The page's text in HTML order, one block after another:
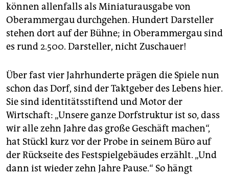
können allenfalls als Miniaturausgabe von
Oberammergau durchgehen. Hundert Darsteller
stehen dort auf der Bühne; in Oberammergau sind
es rund 2.500. Darsteller, nicht Zuschauer!
Über fast vier Jahrhunderte prägen die Spiele nun
schon das Dorf, sind der Taktgeber des Lebens hier.
Sie sind identitätsstiftend und Motor der
Wirtschaft: „Unsere ganze Dorfstruktur ist so, dass
wir alle zehn Jahre das große Geschäft machen“,
hat Stückl kurz vor der Probe in seinem Büro auf
der Rückseite des Festspielgebäudes erzählt. „Und
dann ist wieder zehn Jahre Pause.“ So hängt